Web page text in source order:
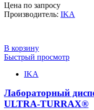
Цена по запросу
Производитель: IKA
В корзину
Быстрый просмотр
IKA
Лабораторный
ULTRA-TURRAX®